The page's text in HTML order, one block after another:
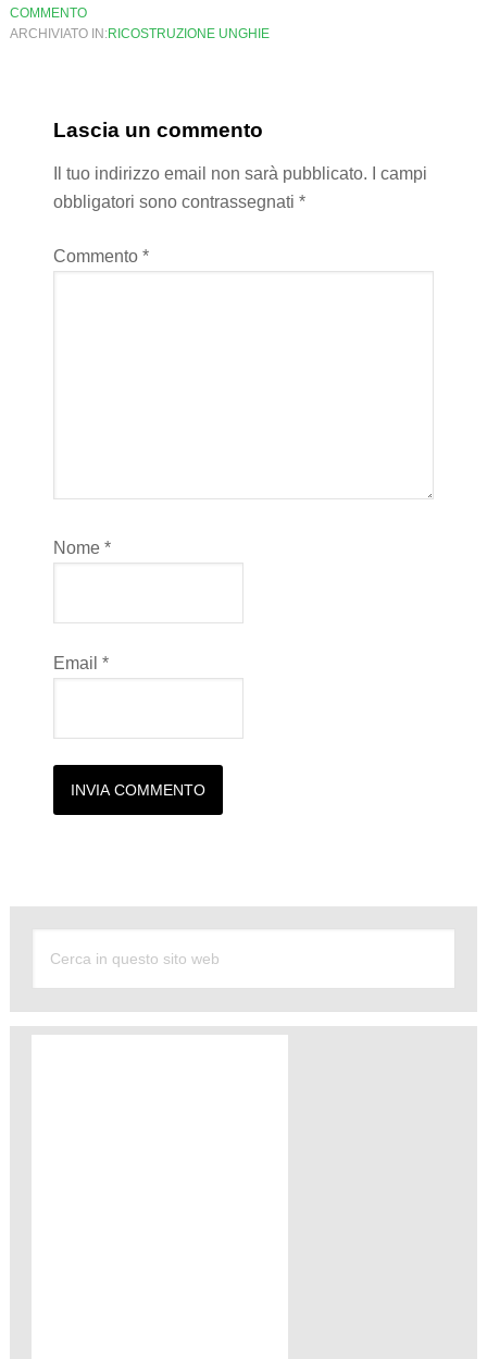
COMMENTO
ARCHIVIATO IN:RICOSTRUZIONE UNGHIE
Lascia un commento
Il tuo indirizzo email non sarà pubblicato.
I campi
obbligatori sono contrassegnati *
Commento *
Nome *
Email *